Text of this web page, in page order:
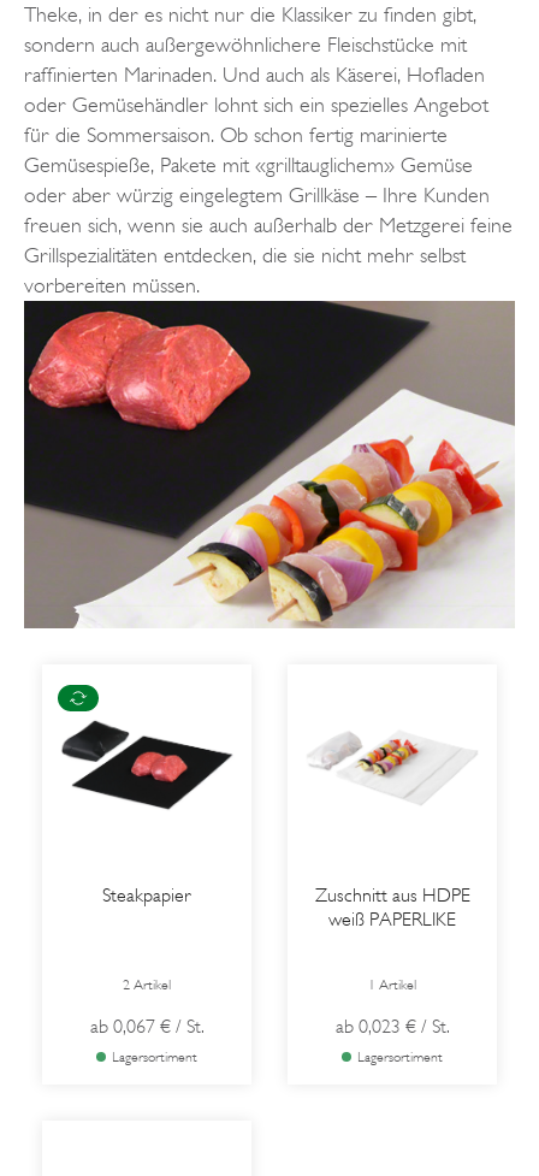
Theke, in der es nicht nur die Klassiker zu finden gibt,
sondern auch außergewöhnlichere Fleischstücke mit
raffinierten Marinaden. Und auch als Käserei, Hofladen
oder Gemüsehändler lohnt sich ein spezielles Angebot
für die Sommersaison. Ob schon fertig marinierte
Gemüsespieße, Pakete mit «grilltauglichem» Gemüse
oder aber würzig eingelegtem Grillkäse – Ihre Kunden
freuen sich, wenn sie auch außerhalb der Metzgerei feine
Grillspezialitäten entdecken, die sie nicht mehr selbst
vorbereiten müssen.
Steakpapier
2 Artikel
ab 0,067 € / St.
Lagersortiment
Zuschnitt aus HDPE
weiß PAPERLIKE
1 Artikel
ab 0,023 € / St.
Lagersortiment